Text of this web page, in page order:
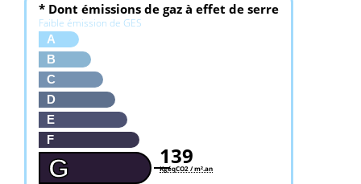
* Dont émissions de gaz à effet de serre
Faible émission de GES
A
B
C
D
E
F
G 139
KgéqCO2 / m².an